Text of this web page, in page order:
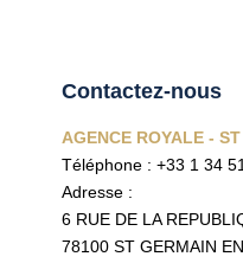
Contactez-nous
AGENCE ROYALE -
Téléphone : +33 1 34
Adresse :
6 RUE DE LA
78100 ST GERMAIN